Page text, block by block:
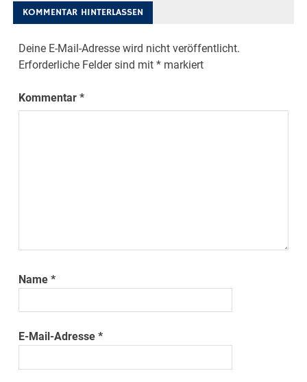
KOMMENTAR HINTERLASSEN
Deine E-Mail-Adresse wird nicht veröffentlicht.
Erforderliche Felder sind mit* markiert
Kommentar*
Name*
E-Mail-Adresse*